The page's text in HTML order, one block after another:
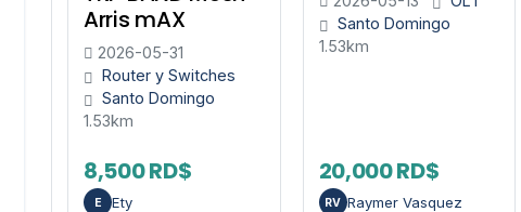
Arris mAX
2026-05-31
Router y Switches
Santo Domingo
1.53km
8,500 RD$
E Ety
Santo Domingo
1.53km
20,000 RD$
RV Raymer Vasquez